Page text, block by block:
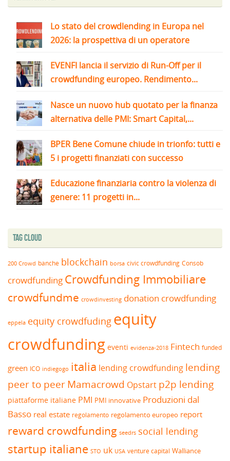
Lo stato del crowdlending in Europa nel
2026: la prospettiva di un operatore
EVENFI lancia il servizio di Run-Off per il
crowdfunding europeo. Rendimento...
Nasce un nuovo hub quotato per la finanza
alternativa delle PMI: Smart Capital,...
BPER Bene Comune chiude in trionfo: tutti e
5 i progetti finanziati con successo
Educazione finanziaria contro la violenza di
genere: 11 progetti in...
Tag Cloud
200 Crowd banche blockchain borsa civic crowdfunding Consob
crowdfunding Crowdfunding Immobiliare
crowdfundme crowdinvesting donation crowdfunding
eppela equity crowdfuding equity
crowdfunding eventi evidenza-2018 Fintech funded
green ICO indiegogo italia lending crowdfunding lending
peer to peerMamacrowd Opstart p2p lending
piattaforme italiane PMI PMI innovative Produzioni dal
Basso real estate regolamento regolamento europeo report
reward crowdfunding seedrs social lending
startup italiane STO uk USA venture capital Walliance